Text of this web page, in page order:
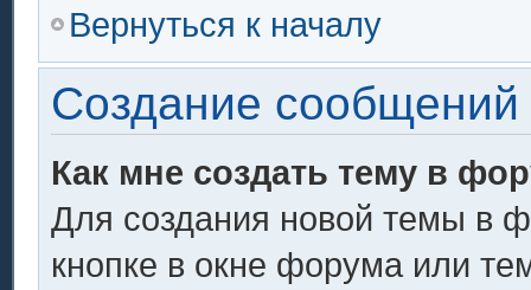
Вернуться к началу
Создание сообщений
Как мне создать тему в
Для создания новой темы в
кнопке в окне форума или